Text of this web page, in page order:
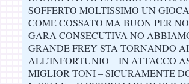
SOFFERTO MOLTISSIMO UN
COME COSSATO MA BUON PER
GARA CONSECUTIVA NO
GRANDE FREY STA TORNANDO
ALL’INFORTUNIO – IN ATTACCO
MIGLIOR TONI – SICURAMENTE